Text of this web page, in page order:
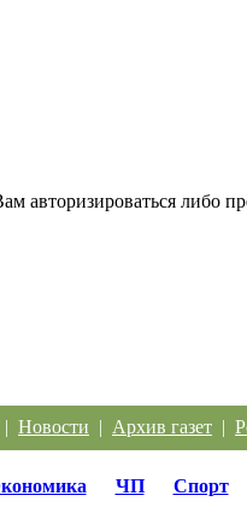
авторизироваться либо
| Новости | Архив газет |
ЧП Спорт